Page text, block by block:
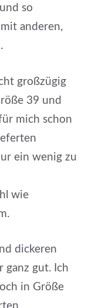
so
anderen,
großzügig
39 und
mich schon
ein wenig zu
wie
dickeren
ganz gut. Ich
in Größe